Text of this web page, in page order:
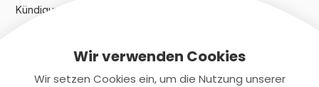
Kündigungsindex 2024
RechtlichesWir verwenden Cookies
Wir setzen Cookies ein, um die Nutzung unserer